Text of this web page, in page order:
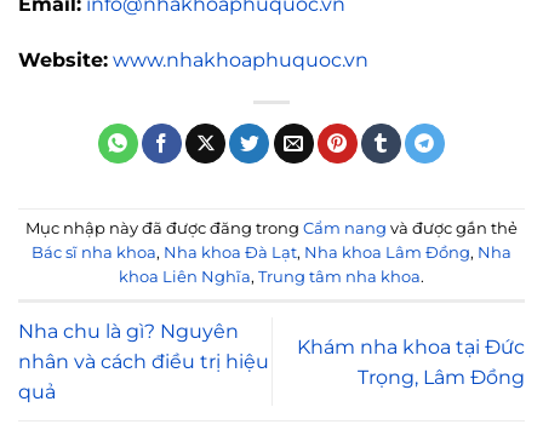
Website: www.nhakhoaphuquoc.vn
Mục nhập này đã được đăng trong Cẩm nang và được gắn thẻ
Bác sĩ nha khoa, Nha khoa Đà Lạt, Nha khoa Lâm Đồng, Nha
khoa Liên Nghĩa, Trung tâm nha khoa.
Nha chu là gì? Nguyên
nhân và cách điều trị hiệu
quả
Khám nha khoa tại Đức
Trọng, Lâm Đồng